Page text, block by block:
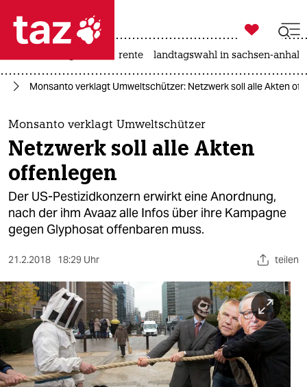
 taz zahl ich
taz zahl ich
themen
politik
öko
gesellschaft
sport
berlin
nord
wahrheit

taz zahl ich
rente landtagswahl in sachsen-anhalt
Monsanto verklagt Umweltschützer: Netzwerk soll alle Akten
Monsanto verklagt Umweltschützer
Netzwerk soll alle Akten
offenlegen
Der US-Pestizidkonzern erwirkt eine Anordnung,
nach der ihm Avaaz alle Infos über ihre Kampagne
gegen Glyphosat offenbaren muss.
21.2.2018 18:29 Uhr teilen